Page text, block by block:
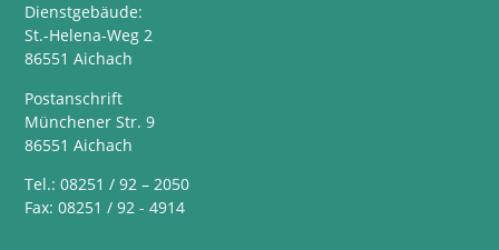
Dienstgebäude:
St.-Helena-Weg 2
86551 Aichach
Postanschrift
Münchener Str. 9
86551 Aichach
Tel.: 08251 / 92 – 2050
Fax: 08251 / 92 - 4914